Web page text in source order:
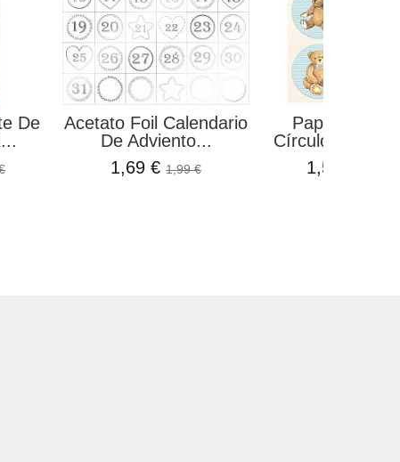
De
Acetato Foil Calendario
De Adviento...
1,69 €1,99 €
Papel De
Círculos Oso
1,50 €